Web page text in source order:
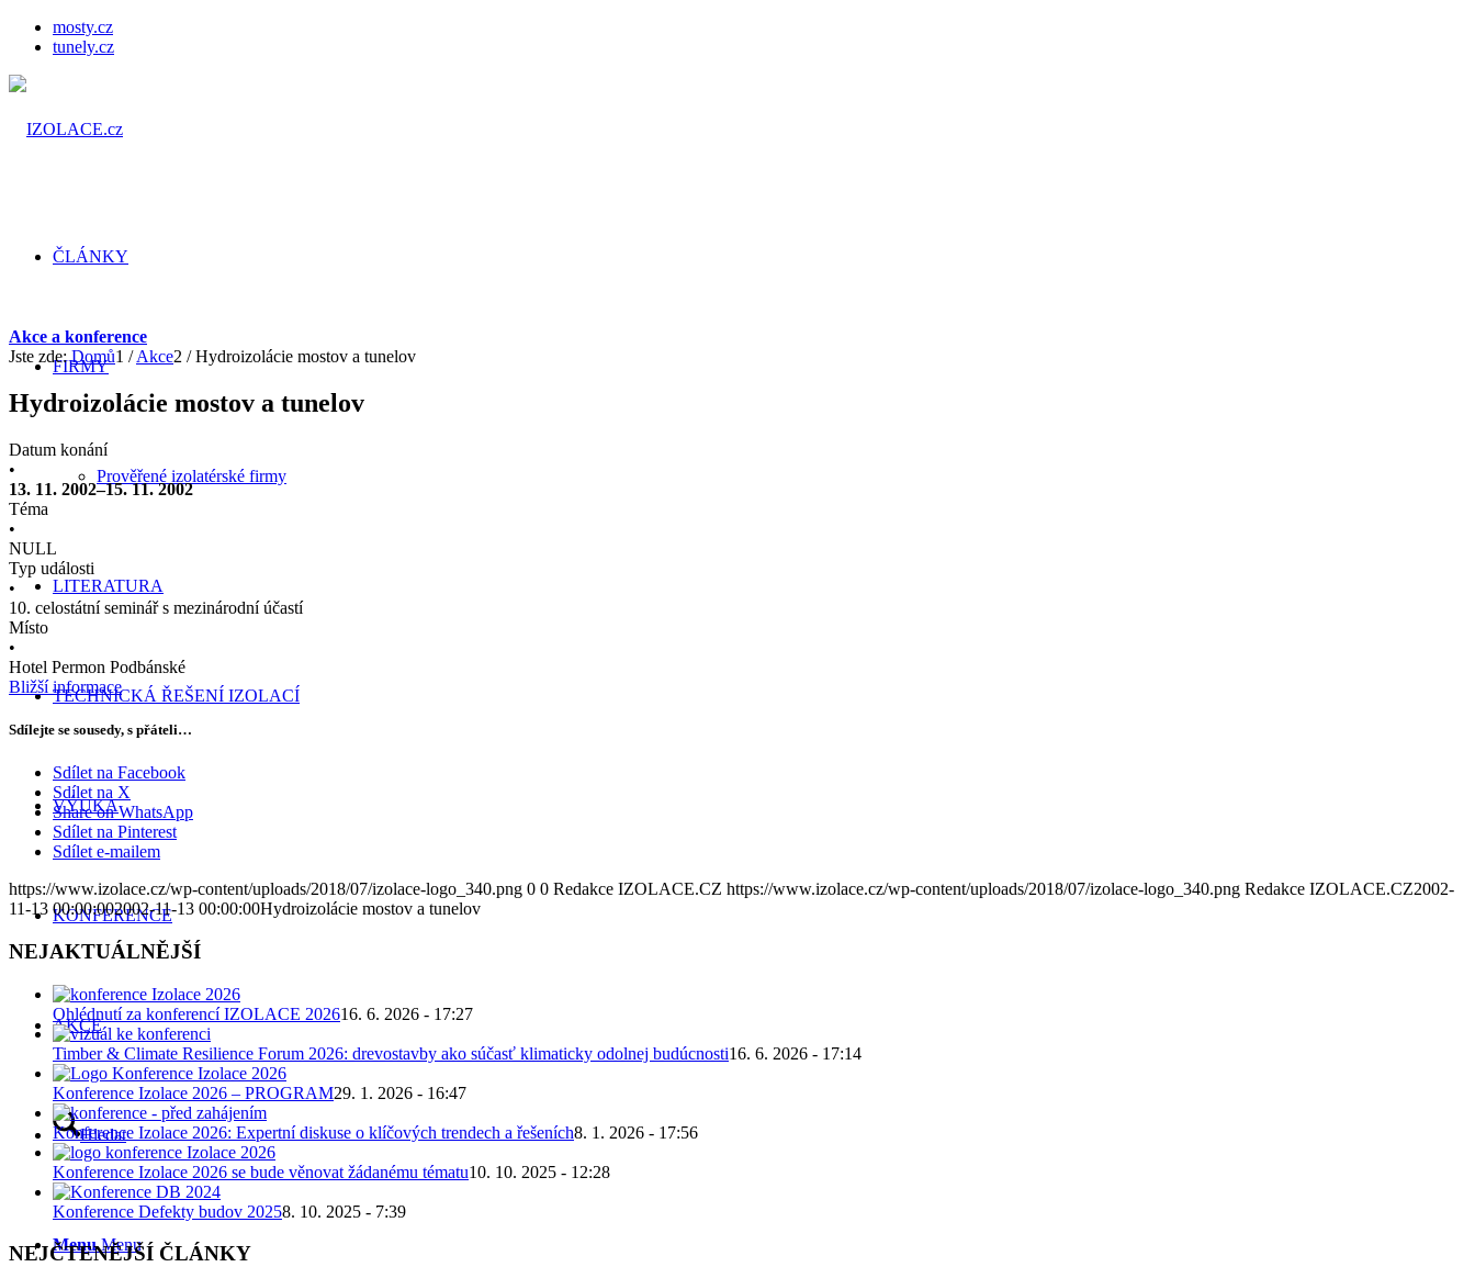
mosty.cz
tunely.cz
ČLÁNKY
FIRMY
Prověřené izolatérské firmy
LITERATURA
TECHNICKÁ ŘEŠENÍ IZOLACÍ
VÝUKA
KONFERENCE
AKCE
Hledat
Menu Menu
Akce a konference
Jste zde: Domů1 / Akce2 / Hydroizolácie mostov a tunelov
Hydroizolácie mostov a tunelov
Datum konání
•
13. 11. 2002–15. 11. 2002
Téma
•
NULL
Typ události
•
10. celostátní seminář s mezinárodní účastí
Místo
•
Hotel Permon Podbánské
Bližší informace
Sdílejte se sousedy, s přáteli…
Sdílet na Facebook
Sdílet na X
Share on WhatsApp
Sdílet na Pinterest
Sdílet e-mailem
https://www.izolace.cz/wp-content/uploads/2018/07/izolace-logo_340.png 0 0 Redakce IZOLACE.CZ https://www.izolace.cz/wp-content/uploads/2018/07/izolace-logo_340.png Redakce IZOLACE.CZ2002-
11-13 00:00:002002-11-13 00:00:00Hydroizolácie mostov a tunelov
NEJAKTUÁLNĚJŠÍ
Ohlédnutí za konferencí IZOLACE 202616. 6. 2026 - 17:27
Timber & Climate Resilience Forum 2026: drevostavby ako súčasť klimaticky odolnej budúcnosti16. 6. 2026 - 17:14
Konference Izolace 2026 – PROGRAM29. 1. 2026 - 16:47
Konference Izolace 2026: Expertní diskuse o klíčových trendech a řešeních8. 1. 2026 - 17:56
Konference Izolace 2026 se bude věnovat žádanému tématu10. 10. 2025 - 12:28
Konference Defekty budov 20258. 10. 2025 - 7:39
NEJČTENĚJŠÍ ČLÁNKY